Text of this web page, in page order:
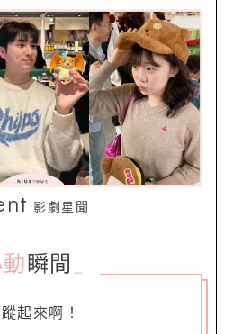
影劇星聞
瞬間
起來啊！